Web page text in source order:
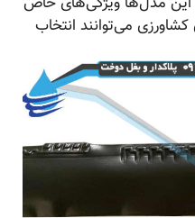
کشاورزی می‌توانند انتخاب